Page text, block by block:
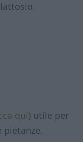
qui) utile per